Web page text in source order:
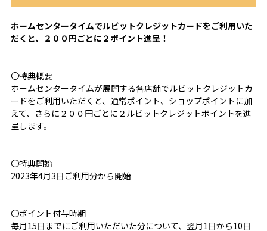
ホームセンタータイムでルビットクレジットカードをご利用いた
だくと、２００円ごとに２ポイント進呈！
〇特典概要
ホームセンタータイムが展開する各店舗でルビットクレジットカ
ードをご利用いただくと、通常ポイント、ショップポイントに加
えて、さらに２００円ごとに２ルビットクレジットポイントを進
呈します。
〇特典開始
2023年4月3日ご利用分から開始
〇ポイント付与時期
毎月15日までにご利用いただいた分について、翌月1日から10日